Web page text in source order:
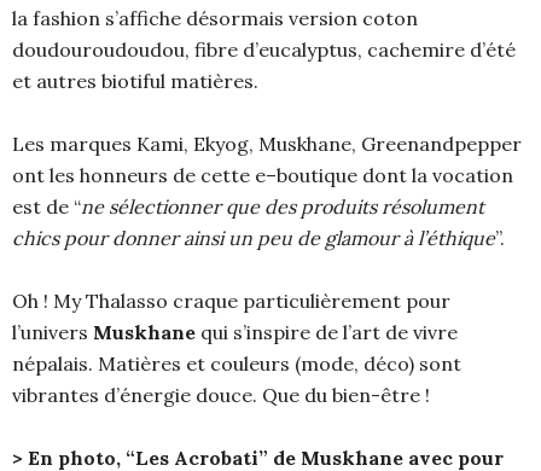
la fashion s’affiche désormais version coton
doudouroudoudou, fibre d’eucalyptus, cachemire d’été
et autres biotiful matières.
Les marques Kami, Ekyog, Muskhane, Greenandpepper
ont les honneurs de cette e–boutique dont la vocation
est de “ne sélectionner que des produits résolument
chics pour donner ainsi un peu de glamour à l’éthique”.
Oh ! My Thalasso craque particulièrement pour
l’univers Muskhane qui s’inspire de l’art de vivre
népalais. Matières et couleurs (mode, déco) sont
vibrantes d’énergie douce. Que du bien-être !
> En photo, “Les Acrobati” de Muskhane avec pour